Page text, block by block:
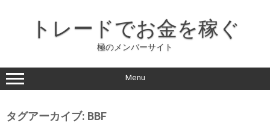
キ
ッ
プ
トレードでお金を稼ぐ
極のメンバーサイト
Menu
タグアーカイブ: BBF